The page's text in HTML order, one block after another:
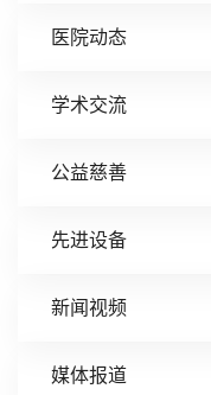
医院动态
学术交流
公益慈善
先进设备
新闻视频
媒体报道